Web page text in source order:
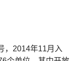
，2014年11月入